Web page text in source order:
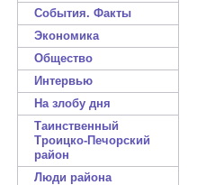
События. Факты
Экономика
Общество
Интервью
На злобу дня
Таинственный
Троицко-Печорский
район
Люди района